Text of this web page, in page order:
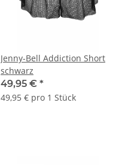
Jenny-Bell Addiction Short
schwarz
49,95 € *
49,95 € pro 1 Stück